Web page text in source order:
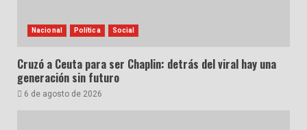
Nacional Política Social
Cruzó a Ceuta para ser Chaplin: detrás del viral hay una
generación sin futuro
6 de agosto de 2026